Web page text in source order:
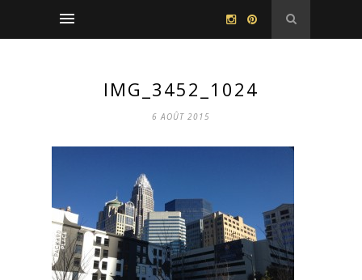
IMG_3452_1024
6 AOÛT 2015